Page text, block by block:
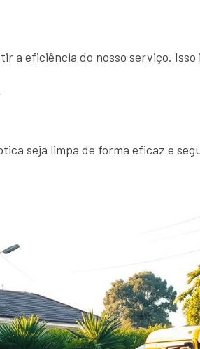
a eficiência do nosso serviço. Isso
seja limpa de forma eficaz e